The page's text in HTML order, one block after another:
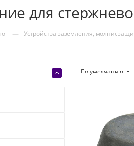
для
— Устройства заземления,
По умолчанию